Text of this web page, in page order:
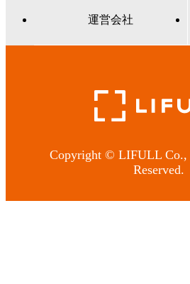
運営会社
Copyright © LIFULL
Reserved.